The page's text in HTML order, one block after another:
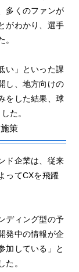
多くのファンが
がわかり、選手
。
い」といった課
し、地方向けの
をした結果、球
た。
策
ド企業は、従来
ってCXを飛躍
ディング型の予
発中の情報が企
加している」と
た。